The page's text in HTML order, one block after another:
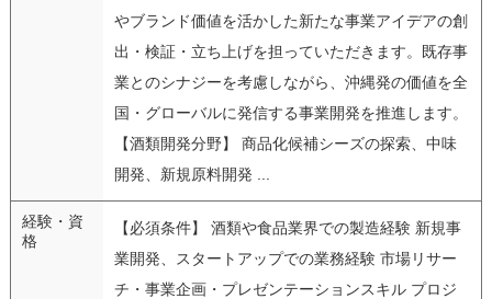
やブランド価値を活かした新たな事業アイデアの創
出・検証・立ち上げを担っていただきます。既存事
業とのシナジーを考慮しながら、沖縄発の価値を全
国・グローバルに発信する事業開発を推進します。
【酒類開発分野】 商品化候補シーズの探索、中味
開発、新規原料開発 ...
経験・資
格
【必須条件】 酒類や食品業界での製造経験 新規事
業開発、スタートアップでの業務経験 市場リサー
チ・事業企画・プレゼンテーションスキル プロジ